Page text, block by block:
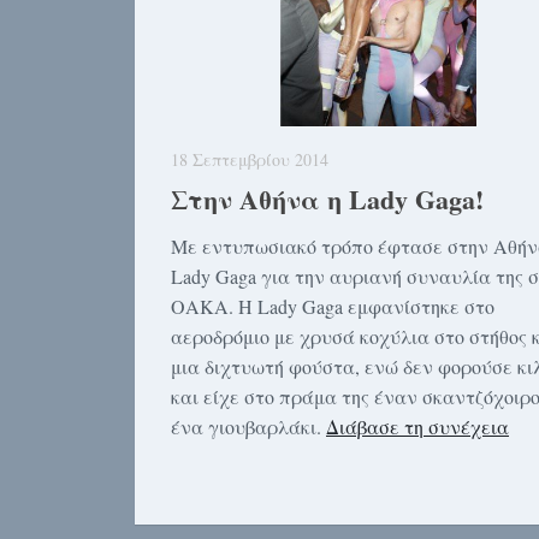
18 Σεπτεμβρίου 2014
Στην Αθήνα η Lady Gaga!
Με εντυπωσιακό τρόπο έφτασε στην
Lady Gaga για την αυριανή συναυλία της
ΟΑΚΑ. Η Lady Gaga εμφανίστηκε στο
αεροδρόμιο με χρυσά κοχύλια στο στήθος
μια διχτυωτή φούστα, ενώ δεν φορούσε
και είχε στο πράμα της έναν
ένα γιουβαρλάκι. Διάβασε τη συνέχεια